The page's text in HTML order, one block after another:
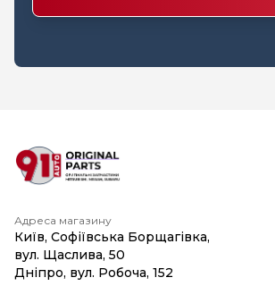
Адреса магазину
Київ, Софіївська Борщагівка,
вул. Щаслива, 50
Дніпро, вул. Робоча, 152